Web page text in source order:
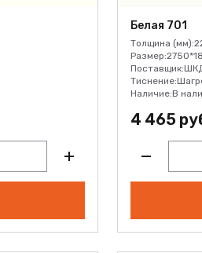
Белая 701
Толщина (мм):
Размер:
Поставщик:
Тиснение:
Наличие:В
4 465